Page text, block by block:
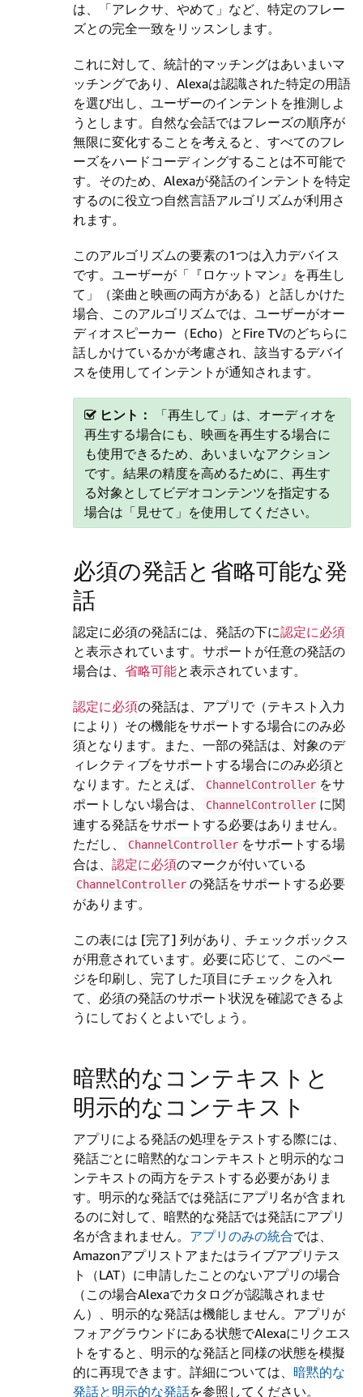
は、「アレクサ、やめて」など、特定のフレー
ズとの完全一致をリッスンします。
これに対して、統計的マッチングはあいまいマ
ッチングであり、Alexaは認識された特定の用語
を選び出し、ユーザーのインテントを推測しよ
うとします。自然な会話ではフレーズの順序が
無限に変化することを考えると、すべてのフレ
ーズをハードコーディングすることは不可能で
す。そのため、Alexaが発話のインテントを特定
するのに役立つ自然言語アルゴリズムが利用さ
れます。
このアルゴリズムの要素の1つは入力デバイス
です。ユーザーが「『ロケットマン』を再生し
て」（楽曲と映画の両方がある）と話しかけた
場合、このアルゴリズムでは、ユーザーがオー
ディオスピーカー（Echo）とFire TVのどちらに
話しかけているかが考慮され、該当するデバイ
スを使用してインテントが通知されます。
ヒント：
​ 「再生して」は、オーディオを
再生する場合にも、映画を再生する場合に
も使用できるため、あいまいなアクション
です。結果の精度を高めるために、再生す
る対象としてビデオコンテンツを指定する
場合は「見せて」を使用してください。
必須の発話と省略可能な発
話
認定に必須の発話には、発話の下に認定に必須
と表示されています。サポートが任意の発話の
場合は、 省略可能と表示されています。
認定に必須の発話は、アプリで（テキスト入力
により）その機能をサポートする場合にのみ必
須となります。
また、一部の発話は、対象のデ
ィレクティブをサポートする場合にのみ必須と
なります。たとえば、
ChannelController をサ
ポートしない場合は、
ChannelController に関
連する発話をサポートする必要はありません。
ただし、
ChannelController をサポートする場
合は、 認定に必須のマークが付いている
ChannelController の発話をサポートする必要
があります。
この表には [完了] 列があり、チェックボックス
が用意されています。必要に応じて、このペー
ジを印刷し、完了した項目にチェックを入れ
て、必須の発話のサポート状況を確認できるよ
うにしておくとよいでしょう。
暗黙的なコンテキストと
明示的なコンテキスト
アプリによる発話の処理をテストする際には、
発話ごとに暗黙的なコンテキストと明示的なコ
ンテキストの両方をテストする必要がありま
す。明示的な発話では発話にアプリ名が含まれ
るのに対して、暗黙的な発話では発話にアプリ
名が含まれません。 アプリのみの統合では、
Amazonアプリストアまたはライブアプリテス
ト（LAT）に申請したことのないアプリの場合
（この場合Alexaでカタログが認識されませ
ん）、明示的な発話は機能しません。アプリが
フォアグラウンドにある状態でAlexaにリクエス
トをすると、明示的な発話と同様の状態を模擬
的に再現できます。詳細については、 暗黙的な
発話と明示的な発話を参照してください。